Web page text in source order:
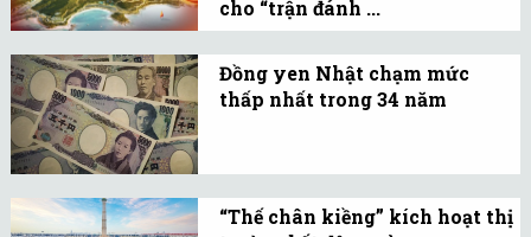
cho “trận đánh ...
Đằng sau niềm tự hào của
đội ngũ sale là niềm tin
vào một dự án hội tụ
phục cả thị trường lẫn
nhà đầu tư.
Đồng yen Nhật chạm mức
thấp nhất trong 34 năm
năm sau khi Ngân hàng
Nhật chấm dứt chính
“Thế chân kiềng” kích hoạt thị